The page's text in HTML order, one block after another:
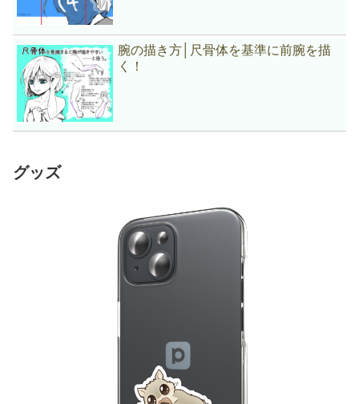
腕の描き方│尺骨体を基準に前腕を描
く！
グッズ